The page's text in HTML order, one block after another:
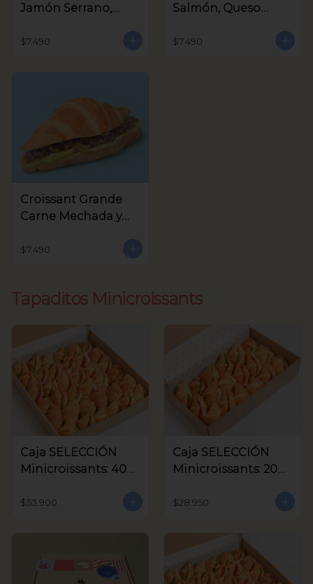
Jamón Serrano,
Aceitunas Verdes
$7.490
Salmón, Queso
$7.490
Croissant Grande
Carne Mechada y
$7.490
Tapaditos Minicroissants
Caja SELECCIÓN
Minicroissants: 40
$53.900
Caja SELECCIÓN
Minicroissants: 20
$28.950